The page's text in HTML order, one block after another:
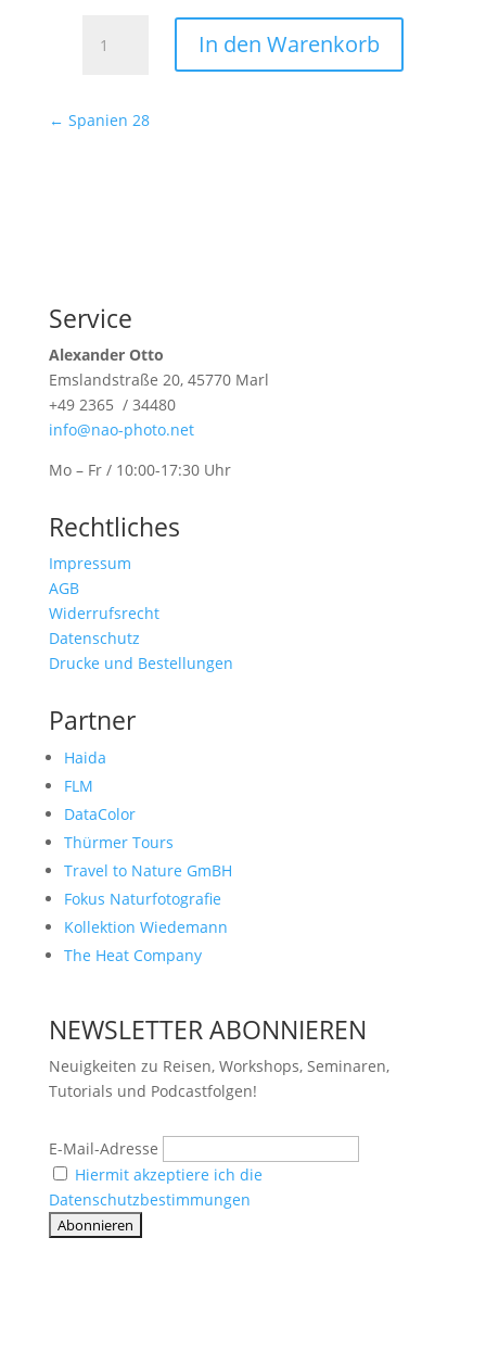
In den Warenkorb
← Spanien 28
Service
Alexander Otto
Emslandstraße 20, 45770 Marl
+49 2365 / 34480
info@nao-photo.net
Mo – Fr / 10:00-17:30 Uhr
Rechtliches
Impressum
AGB
Widerrufsrecht
Datenschutz
Drucke und Bestellungen
Partner
Haida
FLM
DataColor
Thürmer Tours
Travel to Nature GmBH
Fokus Naturfotografie
Kollektion Wiedemann
The Heat Company
NEWSLETTER ABONNIEREN
Neuigkeiten zu Reisen, Workshops, Seminaren,
Tutorials und Podcastfolgen!
E-Mail-Adresse
Hiermit akzeptiere ich die
Datenschutzbestimmungen